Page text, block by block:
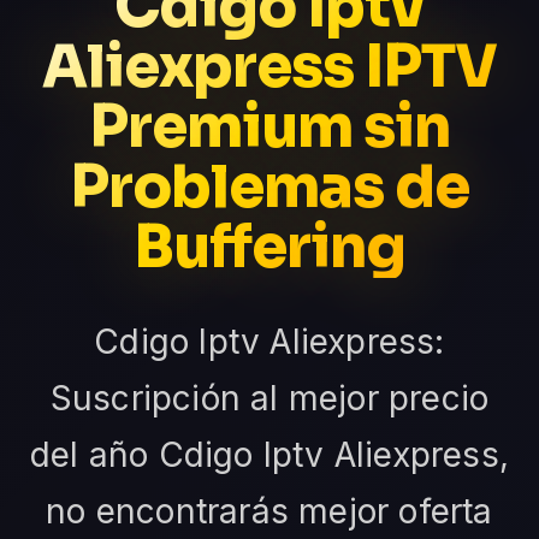
Aliexpress IPTV
Premium sin
Problemas de
Buffering
Cdigo Iptv Aliexpress:
Suscripción al mejor precio
del año Cdigo Iptv Aliexpress,
no encontrarás mejor oferta